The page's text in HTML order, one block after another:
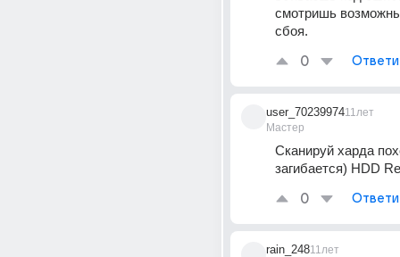
смотришь
сбоя.
0
user_70239974
Мастер
11лет
Сканируй харда
загибается) HDD
0
rain_24811лет